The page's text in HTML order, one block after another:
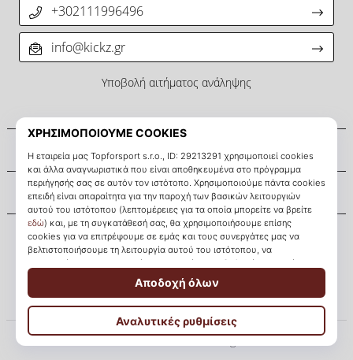
KICKZ.gr
Σχετικά μ' εμάς
Εξυπηρέτηση πελατών
+302111996496
info@kickz.gr
Υποβολή αιτήματος ανάληψης